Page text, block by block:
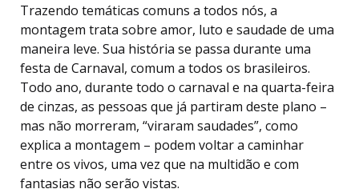
Trazendo temáticas comuns a todos nós, a
montagem trata sobre amor, luto e saudade de uma
maneira leve. Sua história se passa durante uma
festa de Carnaval, comum a todos os brasileiros.
Todo ano, durante todo o carnaval e na quarta-feira
de cinzas, as pessoas que já partiram deste plano –
mas não morreram, “viraram saudades”, como
explica a montagem – podem voltar a caminhar
entre os vivos, uma vez que na multidão e com
fantasias não serão vistas.